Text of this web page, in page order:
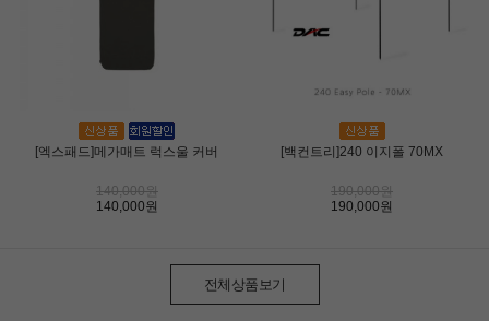
[엑스패드]메가매트 럭스울 커버
140,000원
140,000원
[백컨트리]240 이지폴 70MX
190,000원
190,000원
전체상품보기